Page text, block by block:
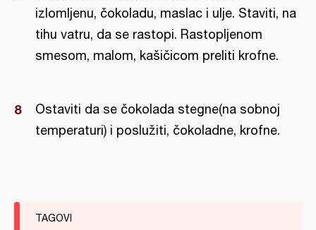
izlomljenu, čokoladu, maslac i ulje. Staviti, na
tihu vatru, da se rastopi. Rastopljenom
smesom, malom, kašičicom preliti krofne.
Ostaviti da se čokolada stegne(na sobnoj
temperaturi) i poslužiti, čokoladne, krofne.
TAGOVI